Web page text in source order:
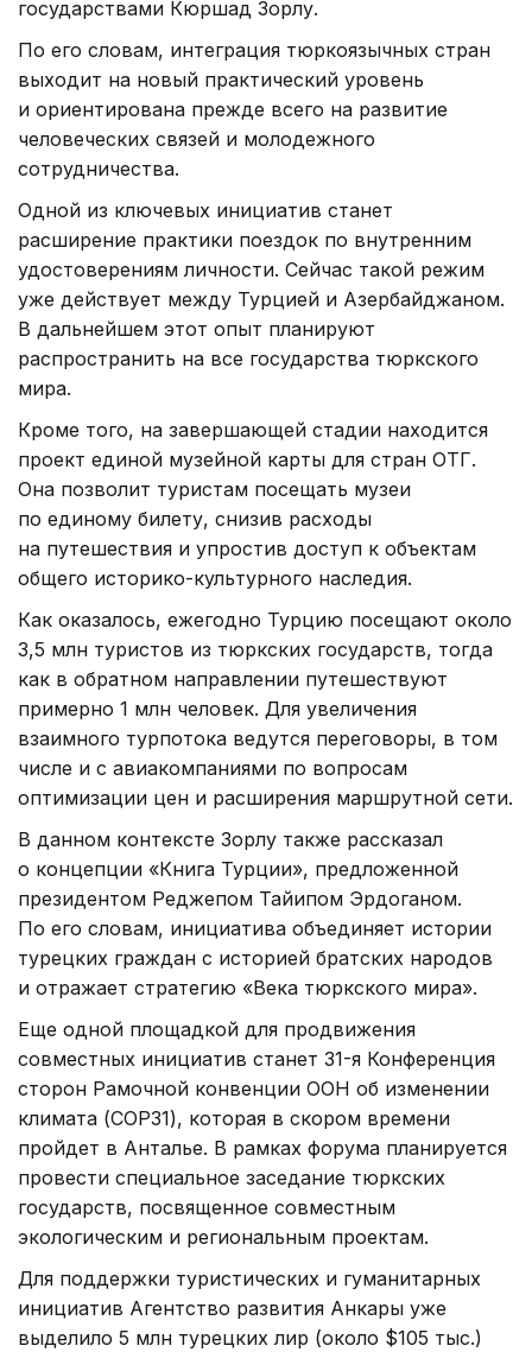
государствами Кюршад Зорлу.
По его словам, интеграция тюркоязычных стран
выходит на новый практический уровень
и ориентирована прежде всего на развитие
человеческих связей и молодежного
сотрудничества.
Одной из ключевых инициатив станет
расширение практики поездок по внутренним
удостоверениям личности. Сейчас такой режим
уже действует между Турцией и Азербайджаном.
В дальнейшем этот опыт планируют
распространить на все государства тюркского
мира.
Кроме того, на завершающей стадии находится
проект единой музейной карты для стран ОТГ.
Она позволит туристам посещать музеи
по единому билету, снизив расходы
на путешествия и упростив доступ к объектам
общего историко-культурного наследия.
Как оказалось, ежегодно Турцию посещают около
3,5 млн туристов из тюркских государств, тогда
как в обратном направлении путешествуют
примерно 1 млн человек. Для увеличения
взаимного турпотока ведутся переговоры, в том
числе и с авиакомпаниями по вопросам
оптимизации цен и расширения маршрутной сети.
В данном контексте Зорлу также рассказал
о концепции «Книга Турции», предложенной
президентом Реджепом Тайипом Эрдоганом.
По его словам, инициатива объединяет истории
турецких граждан с историей братских народов
и отражает стратегию «Века тюркского мира».
Еще одной площадкой для продвижения
совместных инициатив станет 31-я Конференция
сторон Рамочной конвенции ООН об изменении
климата (COP31), которая в скором времени
пройдет в Анталье. В рамках форума планируется
провести специальное заседание тюркских
государств, посвященное совместным
экологическим и региональным проектам.
Для поддержки туристических и гуманитарных
инициатив Агентство развития Анкары уже
выделило 5 млн турецких лир (около $105 тыс.)